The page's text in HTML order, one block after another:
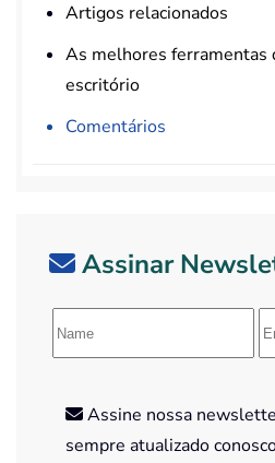
Artigos relacionados
As melhores ferramentas
escritório
Comentários
Assinar
Assine nossa
sempre atualizado